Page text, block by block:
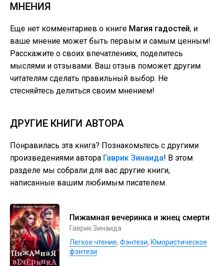
МНЕНИЯ
Еще нет комментариев о книге Магия гадостей, и
ваше мнение может быть первым и самым ценным!
Расскажите о своих впечатлениях, поделитесь
мыслями и отзывами. Ваш отзыв поможет другим
читателям сделать правильный выбор. Не
стесняйтесь делиться своим мнением!
ДРУГИЕ КНИГИ АВТОРА
Понравилась эта книга? Познакомьтесь с другими
произведениями автора Гаврик Зинаида! В этом
разделе мы собрали для вас другие книги,
написанные вашим любимым писателем.
Пижамная вечеринка и жнец смерти
Гаврик Зинаида
Легкое чтение, Фэнтези, Юмористическое
фэнтези